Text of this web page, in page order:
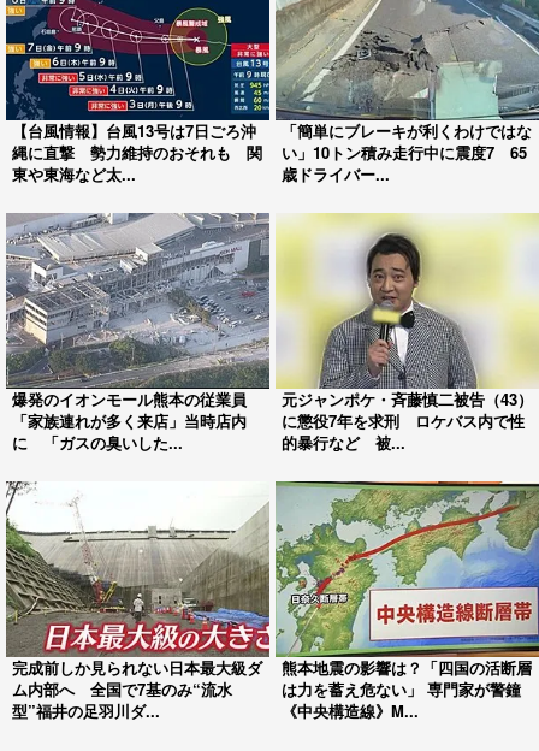
【台風情報】台風13号は7日ごろ沖
縄に直撃 勢力維持のおそれも 関
東や東海など太...
「簡単にブレーキが利くわけではな
い」10トン積み走行中に震度7 65
歳ドライバー...
爆発のイオンモール熊本の従業員
「家族連れが多く来店」当時店内
に 「ガスの臭いした...
元ジャンポケ・斉藤慎二被告（43）
に懲役7年を求刑 ロケバス内で性
的暴行など 被...
完成前しか見られない日本最大級ダ
ム内部へ 全国で7基のみ“流水
型”福井の足羽川ダ...
熊本地震の影響は？「四国の活断層
は力を蓄え危ない」 専門家が警鐘
《中央構造線》M...